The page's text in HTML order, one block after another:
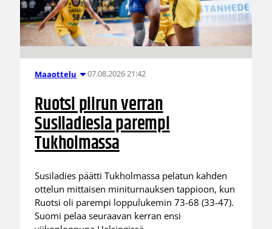
Maaottelu 07.08.2026 21:42
Ruotsi piirun verran
Susiladiesia parempi
Tukholmassa
Susiladies päätti Tukholmassa pelatun kahden
ottelun mittaisen miniturnauksen tappioon, kun
Ruotsi oli parempi loppulukemin 73-68 (33-47).
Suomi pelaa seuraavan kerran ensi